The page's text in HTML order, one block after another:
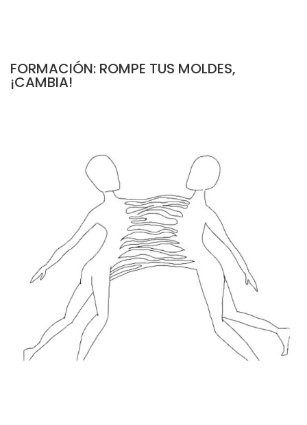
FORMACIÓN: ROMPE TUS MOLDES,
¡CAMBIA!